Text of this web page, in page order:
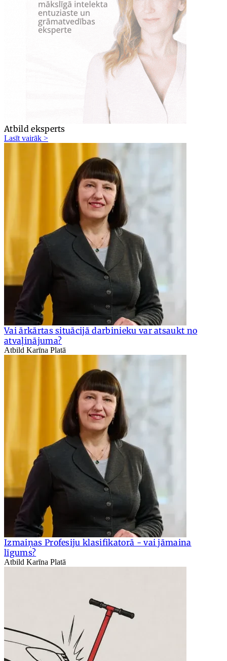
Atbild eksperts
Lasīt vairāk >
Vai ārkārtas situācijā darbinieku var atsaukt no
atvaļinājuma?
Atbild Karīna Platā
Izmaiņas Profesiju klasifikatorā - vai jāmaina
līgums?
Atbild Karīna Platā